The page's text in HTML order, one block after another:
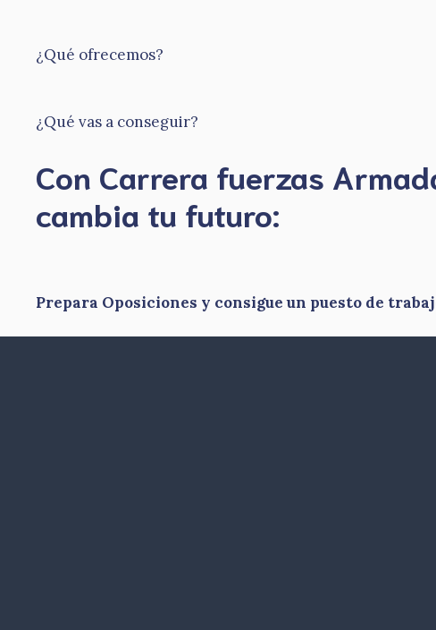
¿Qué ofrecemos?
¿Qué vas a conseguir?
Con Carrera fuerzas
​cambia tu futuro:
Prepara Oposiciones y consigue un puesto de